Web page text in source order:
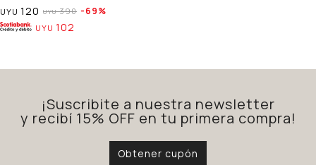
UYU 120 UYU 390 69
UYU 102
¡Suscribite a nuestra newsletter
y recibí 15% OFF en tu primera compra!
Obtener cupón